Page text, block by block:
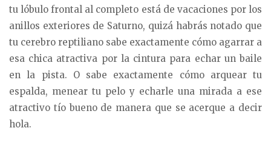
tu lóbulo frontal al completo está de vacaciones por los
anillos exteriores de Saturno, quizá habrás notado que
tu cerebro reptiliano sabe exactamente cómo agarrar a
esa chica atractiva por la cintura para echar un baile
en la pista. O sabe exactamente cómo arquear tu
espalda, menear tu pelo y echarle una mirada a ese
atractivo tío bueno de manera que se acerque a decir
hola.